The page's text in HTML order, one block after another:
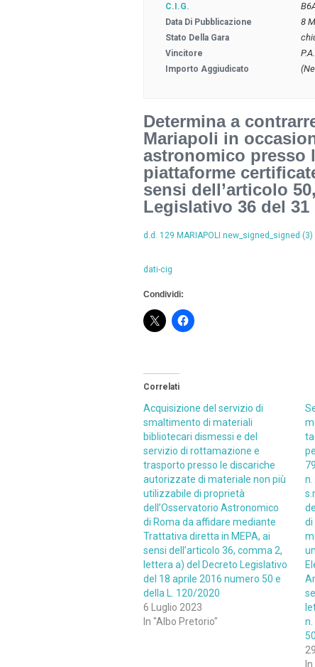
C.I.G.
Data Di Pubblicazione 8
Stato Della Gara
Vincitore
Importo Aggiudicato
Determina a
Mariapoli in
astronomico presso
piattaforme
sensi dell’articolo
Legislativo 36 del 31
d.d. 129 MARIAPOLI new_signed_signed (3)
dati-cig
Condividi:
Correlati
Acquisizione del servizio di
smaltimento di materiali
bibliotecari dismessi e del
servizio di rottamazione e
trasporto presso le discariche
autorizzate di materiale non più
utilizzabile di proprietà
dell’Osservatorio Astronomico
di Roma da affidare mediante
Trattativa diretta in MEPA, ai
sensi dell’articolo 36, comma 2,
lettera a) del Decreto Legislativo
del 18 aprile 2016 numero 50 e
della L. 120/2020
6 Luglio 2023
In "Albo Pretorio"
n.
di
n.